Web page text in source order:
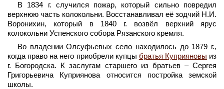
В 1834 г. случился пожар, который сильно повредил
верхнюю часть колокольни. Восстанавливал её зодчий Н.И.
Воронихин, который в 1840 г. возвёл верхний ярус
колокольни Успенского собора Рязанского кремля.
Во владении Олсуфьевых село находилось до 1879 г.,
когда право на него приобрели купцы братья Куприяновы из
г. Богородска. К заслугам старшего из братьев – Сергея
Григорьевича Куприянова относится постройка земской
школы.